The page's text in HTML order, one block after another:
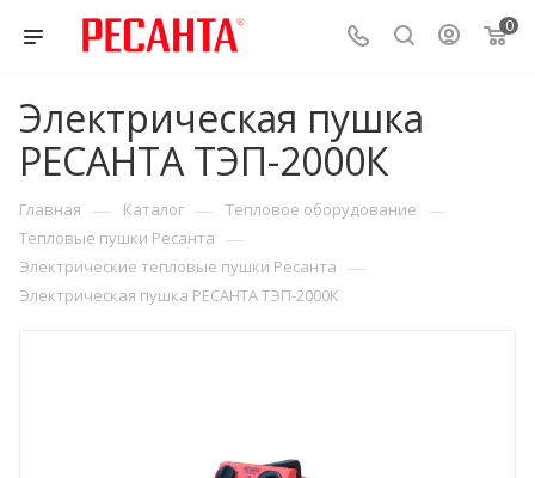
0
Электрическая пушка
РЕСАНТА ТЭП-2000К
Главная — Каталог — Тепловое оборудование —
Тепловые пушки Ресанта —
Электрические тепловые пушки Ресанта —
Электрическая пушка РЕСАНТА ТЭП-2000К